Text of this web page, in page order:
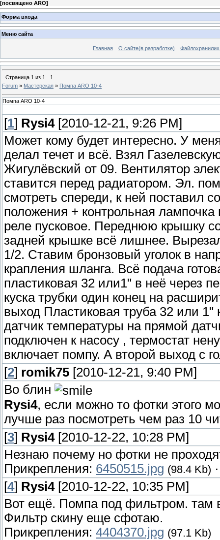
[посвящено ARO]
Форма входа
Меню сайта
Главная О сайте(в разработке)
Страница 1 из 1
1
Forum » Мастерская » Помпа ARO 10-4
Помпа ARO 10-4
[1] Rysi4[2010-12-21, 9:26 PM]
Может кому будет интересно. У
делал течет и всё. Взял
Жигулёвский от 09. Вентилятор
ставится перед радиатором. Эл.
смотреть спереди, к ней поставил
положения + контрольная
реле пусковое. Переднюю крышку
задней крышке всё лишнее.
1/2. Ставим бронзовый уголок в
крапления шланга. Всё подача
пластиковая 32 или1" в неё через
куска трубки один конец на
выход Пластиковая труба 32 или 1"
датчик температуры на прямой
подключен к насосу , термостат
включает помпу. А второй выход с
[2] romik75 [2010-12-21, 9:40 PM]
Во блин
Rysi4, если можно то фотки этого
лучше раз посмотреть чем раз 10
[3] Rysi4[2010-12-22, 10:28 PM]
Незнаю почему но фотки не
Прикрепления: 6450515.jpg (98.4 Kb)
[4] Rysi4[2010-12-22, 10:35 PM]
Вот ещё. Помпа под фильтром. там
Фильтр скину еще сфотаю.
Прикрепления: 4404370.jpg (97.1 Kb)